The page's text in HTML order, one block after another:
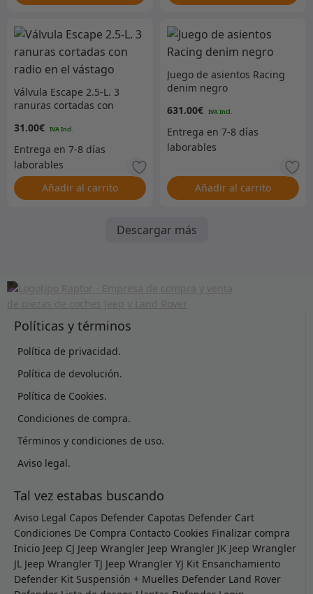
Válvula Escape 2.5-L. 3
ranuras cortadas con
31.00€
Añadir al carrito
Juego de asientos Racing
denim negro
631.00€
Añadir al carrito
Descargar más
Políticas y términos
Política de privacidad.
Política de devolución.
Política de Cookies.
Condiciones de compra.
Términos y condiciones de uso.
Aviso legal.
Tal vez estabas buscando
Aviso Legal Capos Defender Capotas Defender Cart
Condiciones De Compra Contacto Cookies Finalizar compra
Inicio Jeep CJ Jeep Wrangler Jeep Wrangler JK Jeep Wrangler
JL Jeep Wrangler TJ Jeep Wrangler YJ Kit Ensanchamiento
Defender Kit Suspensión + Muelles Defender Land Rover